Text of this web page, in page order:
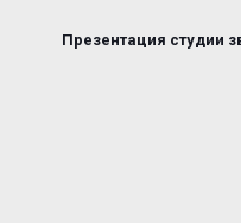
Презентация студии